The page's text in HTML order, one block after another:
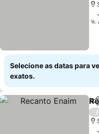
Selecione as datas para
exatos.
/